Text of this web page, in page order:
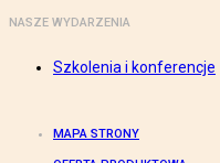
NASZE WYDARZENIA
Szkolenia i konferencje
MAPA STRONY